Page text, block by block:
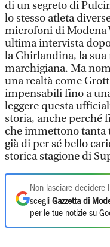
di un segreto di
lo stesso atleta
microfoni di Modena
ultima intervista
la Ghirlandina, la
marchigiana. Ma
una realtà come
impensabili fino a
leggere questa
storia, anche perché
che immettono tanta
già di per sé bello
storica stagione di
Non lasciare decidere
scegli Gazzetta di
per le tue notizie su